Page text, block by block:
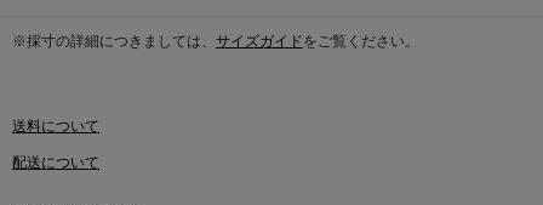
※採寸の詳細につきましては、 サイズガイドをご覧ください。
送料について
配送について